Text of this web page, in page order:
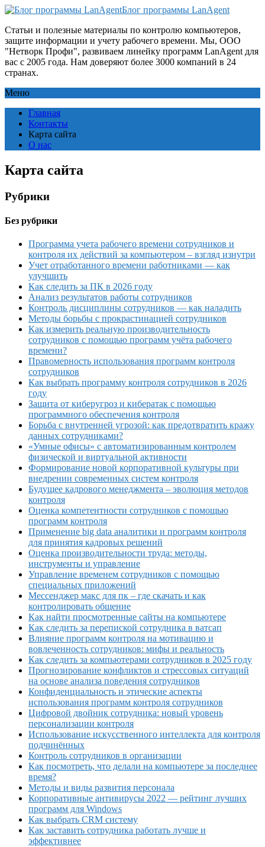
Блог программы LanAgent
Статьи и полезные материалы по контролю компьютеров,
защите информации и учету рабочего времени. Мы, ООО
"Нетворк Профи", развиваем линейку программ LanAgent для
вас с 2005 года. Нам доверяют более 3000 компаний в 24
странах.
Меню
Главная
Контакты
Карта сайта
О нас
Карта сайта
Рубрики
Без рубрики
Программа учета рабочего времени сотрудников и
контроля их действий за компьютером – взгляд изнутри
Учет отработанного времени работниками — как
улучшить
Как следить за ПК в 2026 году
Анализ результатов работы сотрудников
Контроль дисциплины сотрудников — как наладить
Методы борьбы с прокрастинацией сотрудников
Как измерить реальную производительность
сотрудников с помощью программ учёта рабочего
времени?
Правомерность использования программ контроля
сотрудников
Как выбрать программу контроля сотрудников в 2026
году
Защита от киберугроз и кибератак с помощью
программного обеспечения контроля
Борьба с внутренней угрозой: как предотвратить кражу
данных сотрудниками?
«Умные офисы» с автоматизированным контролем
физической и виртуальной активности
Формирование новой корпоративной культуры при
внедрении современных систем контроля
Будущее кадрового менеджмента – эволюция методов
контроля
Оценка компетентности сотрудников с помощью
программ контроля
Применение big data аналитики и программ контроля
для принятия кадровых решений
Оценка производительности труда: методы,
инструменты и управление
Управление временем сотрудников с помощью
специальных приложений
Мессенджер макс для пк – где скачать и как
контролировать общение
Как найти просмотренные сайты на компьютере
Как следить за перепиской сотрудника в ватсап
Влияние программ контроля на мотивацию и
вовлеченность сотрудников: мифы и реальность
Как следить за компьютерами сотрудников в 2025 году
Прогнозирование конфликтов и стрессовых ситуаций
на основе анализа поведения сотрудников
Конфиденциальность и этические аспекты
использования программ контроля сотрудников
Цифровой двойник сотрудника: новый уровень
персонализации контроля
Использование искусственного интеллекта для контроля
подчинённых
Контроль сотрудников в организации
Как посмотреть, что делали на компьютере за последнее
время?
Методы и виды развития персонала
Корпоративные антивирусы 2022 — рейтинг лучших
программ для Windows
Как выбрать CRM систему
Как заставить сотрудника работать лучше и
эффективнее